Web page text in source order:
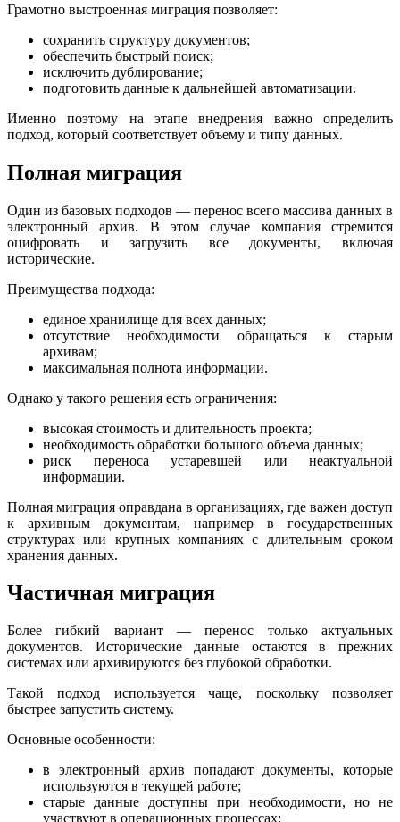
Грамотно выстроенная миграция позволяет:
сохранить структуру документов;
обеспечить быстрый поиск;
исключить дублирование;
подготовить данные к дальнейшей автоматизации.
Именно поэтому на этапе внедрения важно определить
подход, который соответствует объему и типу данных.
Полная миграция
Один из базовых подходов — перенос всего массива данных в
электронный архив. В этом случае компания стремится
оцифровать и загрузить все документы, включая
исторические.
Преимущества подхода:
единое хранилище для всех данных;
отсутствие необходимости обращаться к старым
архивам;
максимальная полнота информации.
Однако у такого решения есть ограничения:
высокая стоимость и длительность проекта;
необходимость обработки большого объема данных;
риск переноса устаревшей или неактуальной
информации.
Полная миграция оправдана в организациях, где важен доступ
к архивным документам, например в государственных
структурах или крупных компаниях с длительным сроком
хранения данных.
Частичная миграция
Более гибкий вариант — перенос только актуальных
документов. Исторические данные остаются в прежних
системах или архивируются без глубокой обработки.
Такой подход используется чаще, поскольку позволяет
быстрее запустить систему.
Основные особенности:
в электронный архив попадают документы, которые
используются в текущей работе;
старые данные доступны при необходимости, но не
участвуют в операционных процессах;